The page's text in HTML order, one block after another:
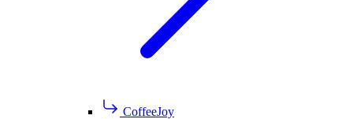
CoffeeJoy